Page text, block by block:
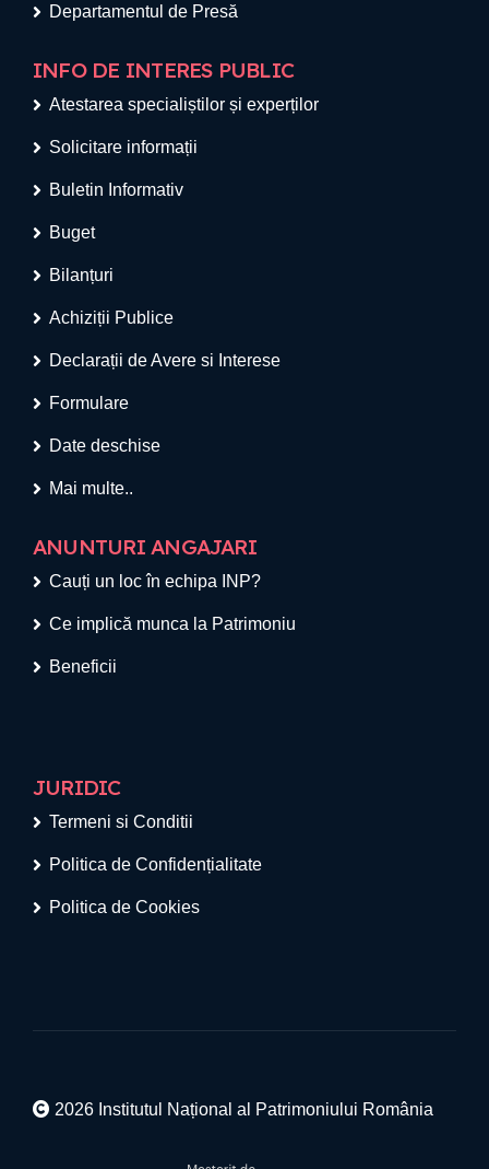
Departamentul de Presă
INFO DE INTERES PUBLIC
Atestarea specialiștilor și experților
Solicitare informații
Buletin Informativ
Buget
Bilanțuri
Achiziții Publice
Declarații de Avere si Interese
Formulare
Date deschise
Mai multe..
ANUNTURI ANGAJARI
Cauți un loc în echipa INP?
Ce implică munca la Patrimoniu
Beneficii
JURIDIC
Termeni si Conditii
Politica de Confidențialitate
Politica de Cookies
2026 Institutul Național al Patrimoniului România